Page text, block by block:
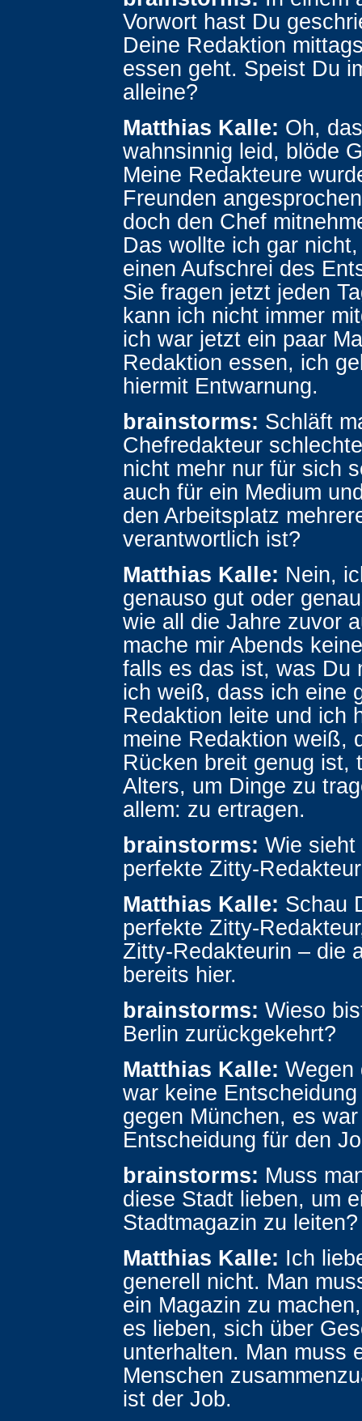
Vorwort hast Du
Deine Redaktion
essen geht. Speist Du
alleine?
Matthias Kalle: Oh,
wahnsinnig leid, blöde
Meine Redakteure
Freunden
doch den Chef
Das wollte ich gar
einen Aufschrei des
Sie fragen jetzt jeden
kann ich nicht immer
ich war jetzt ein paar
Redaktion essen, ich
hiermit Entwarnung.
brainstorms: Schläft
Chefredakteur
nicht mehr nur für sich
auch für ein Medium
den Arbeitsplatz
verantwortlich ist?
Matthias Kalle: Nein,
genauso gut oder
wie all die Jahre zuvor
mache mir Abends
falls es das ist, was Du
ich weiß, dass ich eine
Redaktion leite und ich
meine Redaktion weiß,
Rücken breit genug ist,
Alters, um Dinge zu
allem: zu ertragen.
brainstorms: Wie
perfekte Zitty-
Matthias Kalle: Schau
perfekte Zitty-
Zitty-Redakteurin – die
bereits hier.
brainstorms: Wieso
Berlin zurückgekehrt?
Matthias Kalle: Wegen
war keine
gegen München, es
Entscheidung für den
brainstorms: Muss
diese Stadt lieben, um
Stadtmagazin zu leiten?
Matthias Kalle: Ich
generell nicht. Man
ein Magazin zu
es lieben, sich über
unterhalten. Man muss
Menschen
ist der Job.